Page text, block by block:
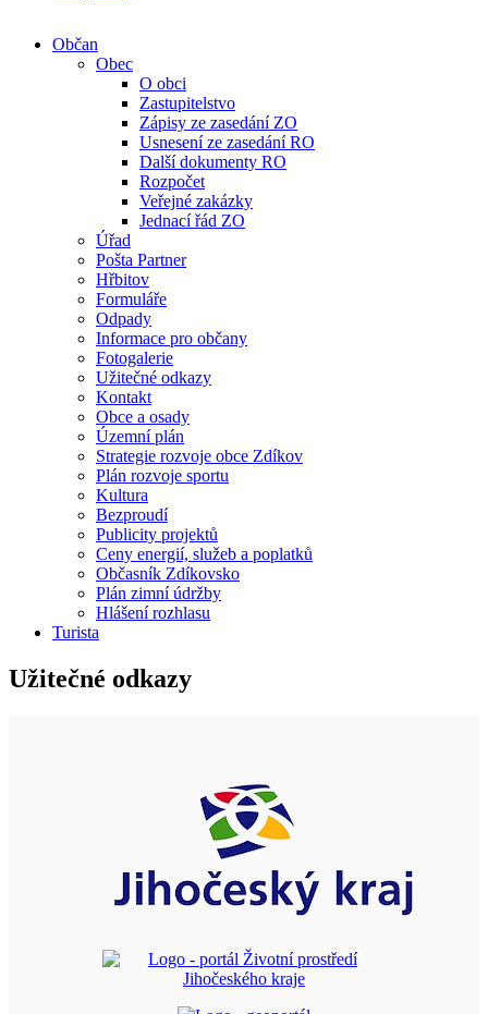
Občan
Obec
O obci
Zastupitelstvo
Zápisy ze zasedání ZO
Usnesení ze zasedání RO
Další dokumenty RO
Rozpočet
Veřejné zakázky
Jednací řád ZO
Úřad
Pošta Partner
Hřbitov
Formuláře
Odpady
Informace pro občany
Fotogalerie
Užitečné odkazy
Kontakt
Obce a osady
Územní plán
Strategie rozvoje obce Zdíkov
Plán rozvoje sportu
Kultura
Bezproudí
Publicity projektů
Ceny energií, služeb a poplatků
Občasník Zdíkovsko
Plán zimní údržby
Hlášení rozhlasu
Turista
Užitečné odkazy